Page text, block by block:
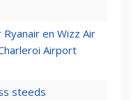
en Wizz Air
Airport
steeds